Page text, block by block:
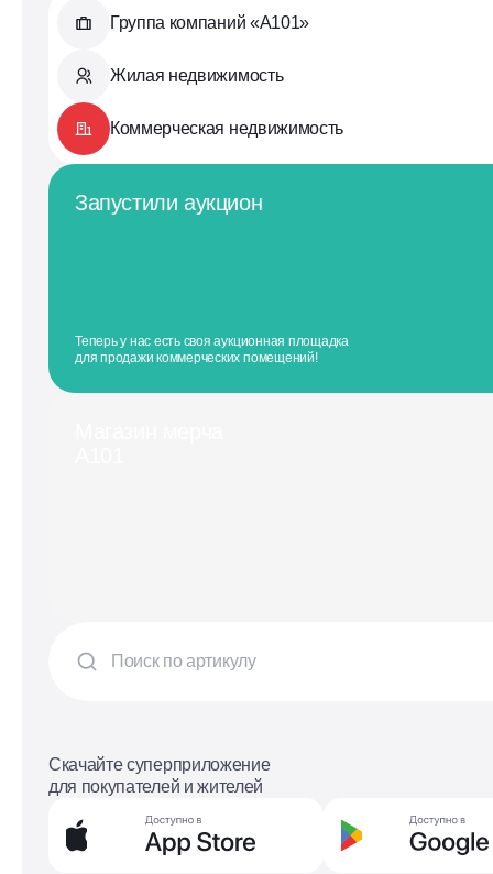
Группа компаний «А101»
Жилая недвижимость
Коммерческая недвижимость
Запустили аукцион
Теперь у нас есть своя аукционная площадка
для продажи коммерческих помещений!
Скачайте суперприложение
для покупателей и жителей